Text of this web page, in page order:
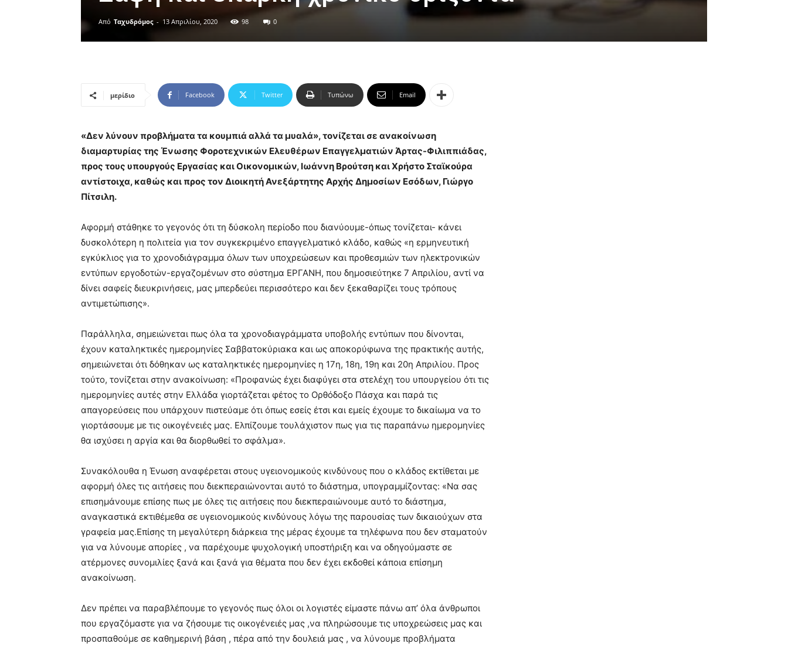
Από Ταχυδρόμος - 13 Απριλίου, 2020 98 0
μερίδιο Facebook Twitter Τυπώνω Email
«Δεν λύνουν προβλήματα τα κουμπιά αλλά τα μυαλά», τονίζεται σε ανακοίνωση
διαμαρτυρίας της Ένωσης Φοροτεχνικών Ελευθέρων Επαγγελματιών Άρτας-Φιλιππιάδας,
προς τους υπουργούς Εργασίας και Οικονομικών, Ιωάννη Βρούτση και Χρήστο Σταϊκούρα
αντίστοιχα, καθώς και προς τον Διοικητή Ανεξάρτητης Αρχής Δημοσίων Εσόδων, Γιώργο
Πίτσιλη.
Αφορμή στάθηκε το γεγονός ότι τη δύσκολη περίοδο που διανύουμε-όπως τονίζεται- κάνει
δυσκολότερη η πολιτεία για τον συγκεκριμένο επαγγελματικό κλάδο, καθώς «η ερμηνευτική
εγκύκλιος για το χρονοδιάγραμμα όλων των υποχρεώσεων και προθεσμιών των ηλεκτρονικών
εντύπων εργοδοτών-εργαζομένων στο σύστημα ΕΡΓΑΝΗ, που δημοσιεύτηκε 7 Απριλίου, αντί να
δίνει σαφείς διευκρινήσεις, μας μπερδεύει περισσότερο και δεν ξεκαθαρίζει τους τρόπους
αντιμετώπισης».
Παράλληλα, σημειώνεται πως όλα τα χρονοδιαγράμματα υποβολής εντύπων που δίνονται,
έχουν καταληκτικές ημερομηνίες Σαββατοκύριακα και ως αποκορύφωνα της πρακτικής αυτής,
σημειώνεται ότι δόθηκαν ως καταληκτικές ημερομηνίες η 17η, 18η, 19η και 20η Απριλίου. Προς
τούτο, τονίζεται στην ανακοίνωση: «Προφανώς έχει διαφύγει στα στελέχη του υπουργείου ότι τις
ημερομηνίες αυτές στην Ελλάδα γιορτάζεται φέτος το Ορθόδοξο Πάσχα και παρά τις
απαγορεύσεις που υπάρχουν πιστεύαμε ότι όπως εσείς έτσι και εμείς έχουμε το δικαίωμα να το
γιορτάσουμε με τις οικογένειές μας. Ελπίζουμε τουλάχιστον πως για τις παραπάνω ημερομηνίες
θα ισχύσει η αργία και θα διορθωθεί το σφάλμα».
Συνακόλουθα η Ένωση αναφέρεται στους υγειονομικούς κινδύνους που ο κλάδος εκτίθεται με
αφορμή όλες τις αιτήσεις που διεκπεραιώνονται αυτό το διάστημα, υπογραμμίζοντας: «Να σας
επισημάνουμε επίσης πως με όλες τις αιτήσεις που διεκπεραιώνουμε αυτό το διάστημα,
αναγκαστικά εκτιθέμεθα σε υγειονομικούς κινδύνους λόγω της παρουσίας των δικαιούχων στα
γραφεία μας.Επίσης τη μεγαλύτερη διάρκεια της μέρας έχουμε τα τηλέφωνα που δεν σταματούν
για να λύνουμε απορίες , να παρέχουμε ψυχολογική υποστήριξη και να οδηγούμαστε σε
ατέρμονες συνομιλίες ξανά και ξανά για θέματα που δεν έχει εκδοθεί κάποια επίσημη
ανακοίνωση.
Δεν πρέπει να παραβλέπουμε το γεγονός πως όλοι οι λογιστές είμαστε πάνω απ’ όλα άνθρωποι
που εργαζόμαστε για να ζήσουμε τις οικογένειές μας ,να πληρώσουμε τις υποχρεώσεις μας και
προσπαθούμε σε καθημερινή βάση , πέρα από την δουλειά μας , να λύνουμε προβλήματα